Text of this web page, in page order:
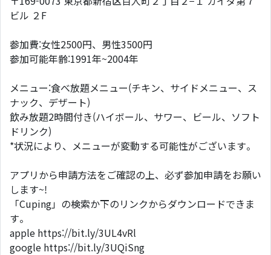
ビル ２F
参加費:女性2500円、男性3500円
参加可能年齢:1991年~2004年
メニュー:食べ放題メニュー(チキン、サイドメニュー、ス
ナック、デザート)
飲み放題2時間付き(ハイボール、サワー、ビール、ソフト
ドリンク)
*状況により、メニューが変動する可能性がございます。
アプリから申請方法をご確認の上、必ず参加申請をお願い
します~!
「Cuping」の検索か下のリンクからダウンロードできま
す。
apple https://bit.ly/3UL4vRl
google https://bit.ly/3UQiSng